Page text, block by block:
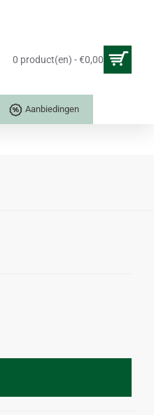
0 product(en) - €0,00
Aanbiedingen